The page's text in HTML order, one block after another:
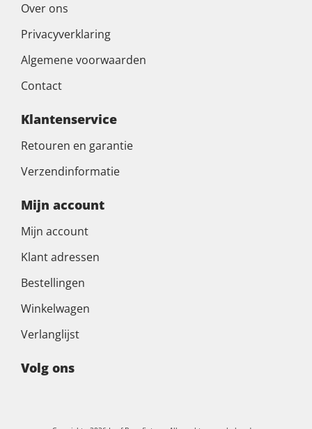
Over ons
Privacyverklaring
Algemene voorwaarden
Contact
Klantenservice
Retouren en garantie
Verzendinformatie
Mijn account
Mijn account
Klant adressen
Bestellingen
Winkelwagen
Verlanglijst
Volg ons